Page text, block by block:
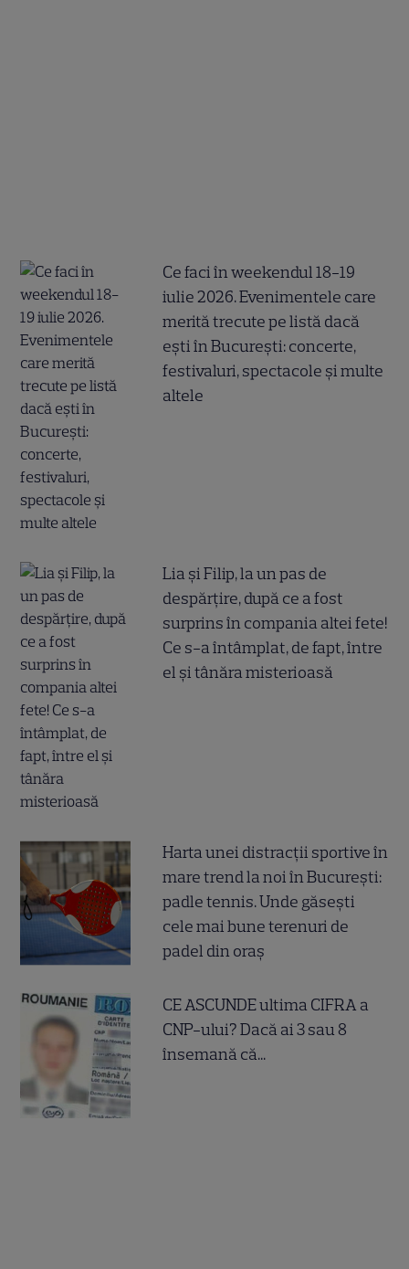
Ce faci în weekendul 18-19
iulie 2026. Evenimentele care
merită trecute pe listă dacă
ești în București: concerte,
festivaluri, spectacole și multe
altele
Lia și Filip, la un pas de
despărțire, după ce a fost
surprins în compania altei fete!
Ce s-a întâmplat, de fapt, între
el și tânăra misterioasă
Harta unei distracții sportive în
mare trend la noi în București:
padle tennis. Unde găsești
cele mai bune terenuri de
padel din oraș
CE ASCUNDE ultima CIFRA a
CNP-ului? Dacă ai 3 sau 8
însemană că...